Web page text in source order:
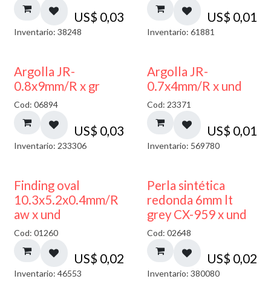
US$ 0,03
Inventario: 38248
US$ 0,01
Inventario: 61881
Argolla JR-
0.8x9mm/R x gr
Cod: 06894
US$ 0,03
Inventario: 233306
Argolla JR-
0.7x4mm/R x und
Cod: 23371
US$ 0,01
Inventario: 569780
Finding oval
10.3x5.2x0.4mm/R
aw x und
Cod: 01260
US$ 0,02
Inventario: 46553
Perla sintética
redonda 6mm lt
grey CX-959 x und
Cod: 02648
US$ 0,02
Inventario: 380080